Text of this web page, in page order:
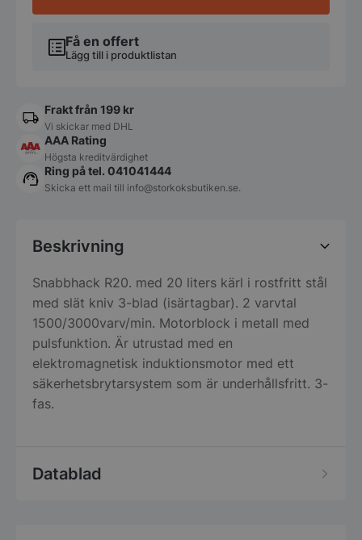
Få en offert
Lägg till i produktlistan
Frakt från 199 kr
Vi skickar med DHL
AAA Rating
Högsta kreditvärdighet
Ring på tel. 041041444
Skicka ett mail till info@storkoksbutiken.se.
Beskrivning
Snabbhack R20. med 20 liters kärl i rostfritt stål
med slät kniv 3-blad (isärtagbar). 2 varvtal
1500/3000varv/min. Motorblock i metall med
pulsfunktion. Är utrustad med en
elektromagnetisk induktionsmotor med ett
säkerhetsbrytarsystem som är underhållsfritt. 3-
fas.
Datablad